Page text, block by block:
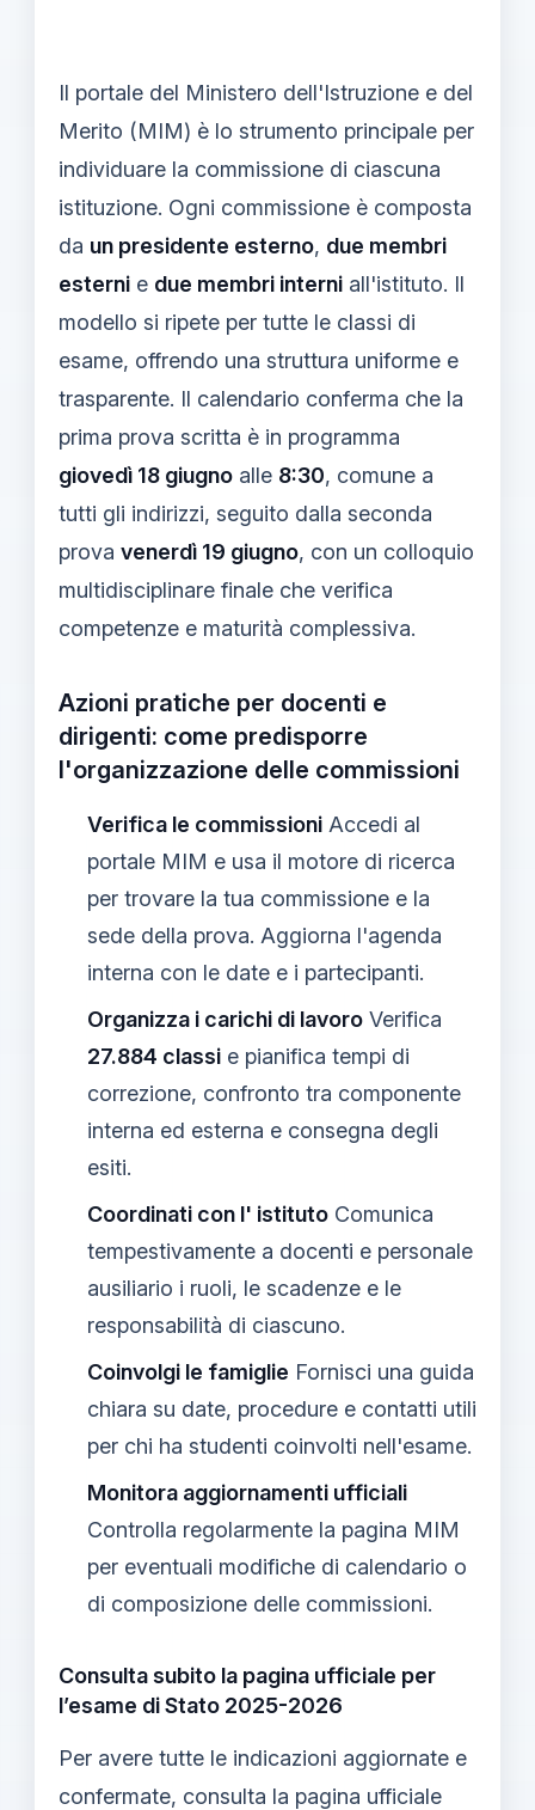
Il portale del Ministero dell'Istruzione e del
Merito (MIM) è lo strumento principale per
individuare la commissione di ciascuna
istituzione. Ogni commissione è composta
da un presidente esterno, due membri
esterni e due membri interni all'istituto. Il
modello si ripete per tutte le classi di
esame, offrendo una struttura uniforme e
trasparente. Il calendario conferma che la
prima prova scritta è in programma
giovedì 18 giugno alle 8:30, comune a
tutti gli indirizzi, seguito dalla seconda
prova venerdì 19 giugno, con un colloquio
multidisciplinare finale che verifica
competenze e maturità complessiva.
Azioni pratiche per docenti e
dirigenti: come predisporre
l'organizzazione delle commissioni
Verifica le commissioni Accedi al
portale MIM e usa il motore di ricerca
per trovare la tua commissione e la
sede della prova. Aggiorna l'agenda
interna con le date e i partecipanti.
Organizza i carichi di lavoro Verifica
27.884 classi e pianifica tempi di
correzione, confronto tra componente
interna ed esterna e consegna degli
esiti.
Coordinati con l' istituto Comunica
tempestivamente a docenti e personale
ausiliario i ruoli, le scadenze e le
responsabilità di ciascuno.
Coinvolgi le famiglie Fornisci una guida
chiara su date, procedure e contatti utili
per chi ha studenti coinvolti nell'esame.
Monitora aggiornamenti ufficiali
Controlla regolarmente la pagina MIM
per eventuali modifiche di calendario o
di composizione delle commissioni.
Consulta subito la pagina ufficiale per
l’esame di Stato 2025-2026
Per avere tutte le indicazioni aggiornate e
confermate, consulta la pagina ufficiale